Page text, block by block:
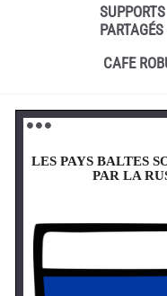
SUPPORTS
PARTAGÉS
CAFE
⚫️ ⚫️ ⚫️
LES PAYS BALTES
PAR LA